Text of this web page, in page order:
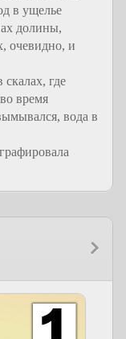
в ущелье
долины,
очевидно, и
скалах, где
время
вода в